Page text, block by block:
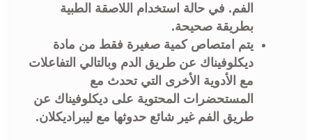
الفم. في حالة استخدام اللاصقة الطبية
بطريقة صحيحة.
يتم امتصاص كمية صغيرة فقط من مادة
ديكلوفيناك عن طريق الدم وبالتالي التفاعلات
مع الأدوية الأخرى التي تحدث مع
المستحضرات المحتوية على ديكلوفيناك عن
طريق الفم غير شائع حدوثها مع ليبراديكلان.